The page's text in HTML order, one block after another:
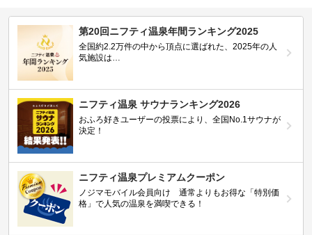
第20回ニフティ温泉年間ランキング2025
全国約2.2万件の中から頂点に選ばれた、2025年の人
気施設は…
ニフティ温泉 サウナランキング2026
おふろ好きユーザーの投票により、全国No.1サウナが
決定！
ニフティ温泉プレミアムクーポン
ノジマモバイル会員向け 通常よりもお得な「特別価
格」で人気の温泉を満喫できる！